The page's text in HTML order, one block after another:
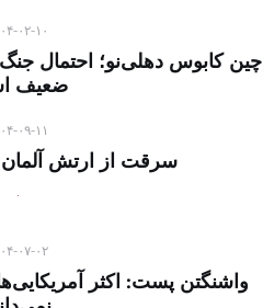
۱۴۰۴-
چین کابوس دهلی‌نو؛ احتمال جنگ
ضعیف
۱۴۰۴-
سرقت از ارتش آلمان
۱۴۰۴-
واشنگتن پست: اکثر